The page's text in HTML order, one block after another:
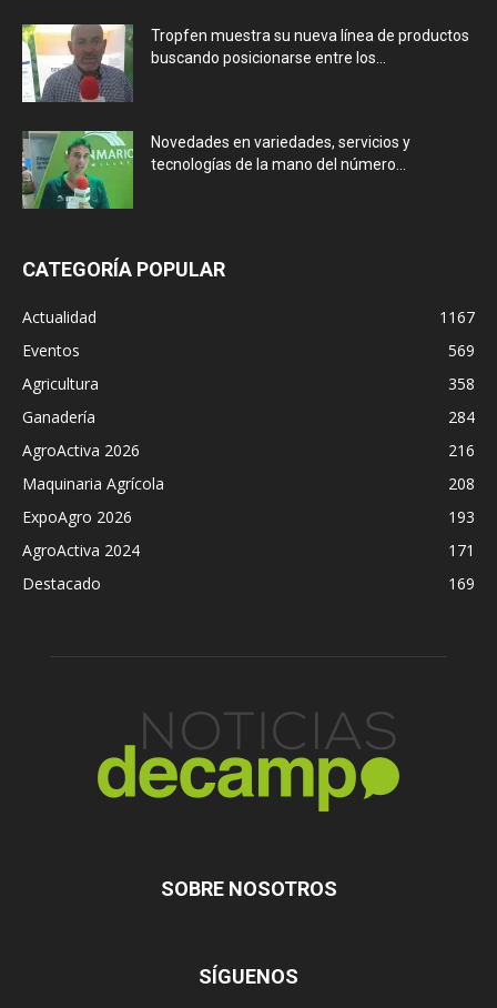
Tropfen muestra su nueva línea de productos
buscando posicionarse entre los...
Novedades en variedades, servicios y
tecnologías de la mano del número...
CATEGORÍA POPULAR
Actualidad
1167
Eventos
569
Agricultura
358
Ganadería
284
AgroActiva 2026
216
Maquinaria Agrícola
208
ExpoAgro 2026
193
AgroActiva 2024
171
Destacado
169
SOBRE NOSOTROS
SÍGUENOS